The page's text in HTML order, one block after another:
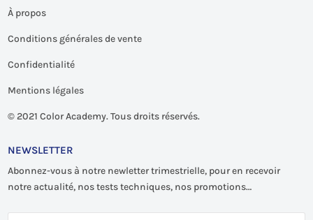
À propos
Conditions générales de vente
Confidentialité
Mentions légales
© 2021 Color Academy. Tous droits réservés.
NEWSLETTER
Abonnez-vous à notre newletter trimestrielle, pour en recevoir
notre actualité, nos tests techniques, nos promotions…